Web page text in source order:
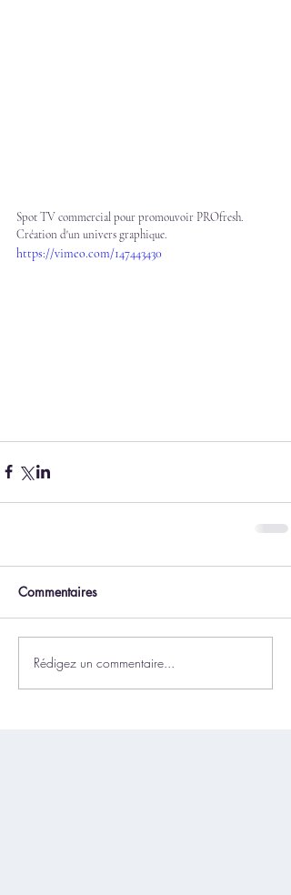
Spot TV commercial pour promouvoir PROfresh.
Création d'un univers graphique.
https://vimeo.com/147443430
Commentaires
Rédigez un commentaire...